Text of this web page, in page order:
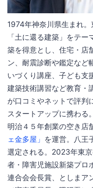
1974年神奈川県生まれ。
「土に還る建築」をテ
築を得意とし、住宅・店
ン、耐震診断や鑑定など
いづくり講座、子ども支
建築技術講習など教育・
が口コミやネットで評判
スタートアップに携わる
明治４５年創業の空き店
ェ金多屋」 を運営。八王
選定される。2023年東
者・障害児施設新築プロ
連合会会長賞、としまア